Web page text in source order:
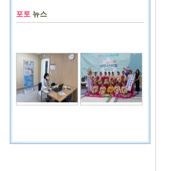
포토 뉴스